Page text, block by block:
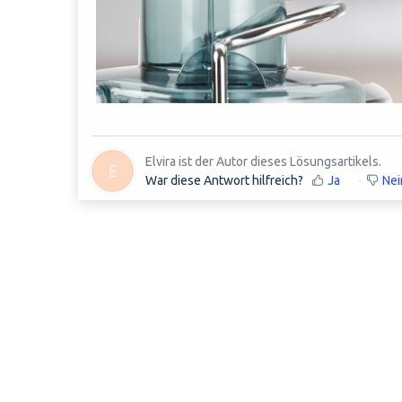
E
Elvira ist der Autor dieses Lösungsartikels.
War diese Antwort hilfreich?
Ja